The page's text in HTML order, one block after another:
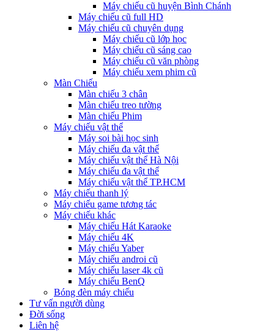
Máy chiếu cũ huyện Bình Chánh
Máy chiếu cũ full HD
Máy chiếu cũ chuyên dụng
Máy chiếu cũ lớp học
Máy chiếu cũ sáng cao
Máy chiếu cũ văn phòng
Máy chiếu xem phim cũ
Màn Chiếu
Màn chiếu 3 chân
Màn chiếu treo tường
Màn chiếu Phim
Máy chiếu vật thể
Máy soi bài học sinh
Máy chiếu đa vật thể
Máy chiếu vật thể Hà Nội
Máy chiếu đa vật thể
Máy chiếu vật thể TP.HCM
Máy chiếu thanh lý
Máy chiếu game tương tác
Máy chiếu khác
Máy chiếu Hát Karaoke
Máy chiếu 4K
Máy chiếu Yaber
Máy chiếu androi cũ
Máy chiếu laser 4k cũ
Máy chiếu BenQ
Bóng đèn máy chiếu
Tư vấn người dùng
Đời sống
Liên hệ